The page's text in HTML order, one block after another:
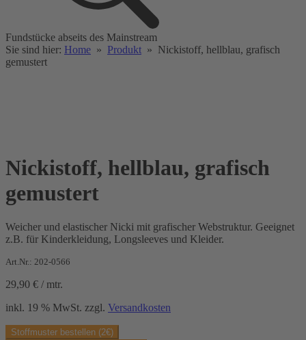
Fundstücke abseits des Mainstream
Sie sind hier: Home » Produkt » Nickistoff, hellblau, grafisch
gemustert
Nickistoff, hellblau, grafisch
gemustert
Weicher und elastischer Nicki mit grafischer Webstruktur. Geeignet
z.B. für Kinderkleidung, Longsleeves und Kleider.
Art.Nr.: 202-0566
29,90 € / mtr.
inkl. 19 % MwSt. zzgl. Versandkosten
Stoffmuster bestellen (2€)